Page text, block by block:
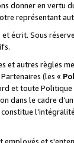
donner en vertu
représentant
écrit. Sous
et autres règles
(les «
et toute
dans le cadre